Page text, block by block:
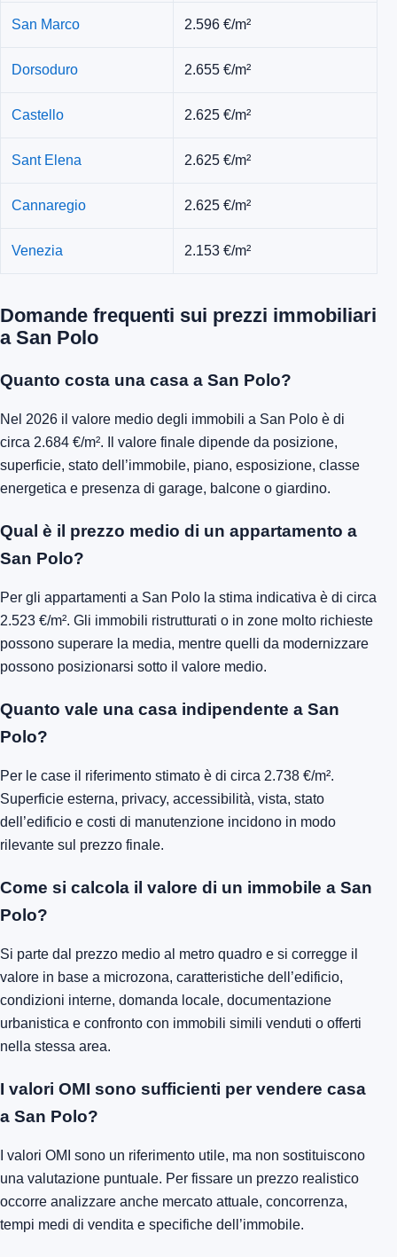
San Marco 2.596 €/m²
Dorsoduro 2.655 €/m²
Castello 2.625 €/m²
Sant Elena 2.625 €/m²
Cannaregio 2.625 €/m²
Venezia 2.153 €/m²
Domande frequenti sui prezzi immobiliari
a San Polo
Quanto costa una casa a San Polo?
Nel 2026 il valore medio degli immobili a San Polo è di
circa 2.684 €/m². Il valore finale dipende da posizione,
superficie, stato dell’immobile, piano, esposizione, classe
energetica e presenza di garage, balcone o giardino.
Qual è il prezzo medio di un appartamento a
San Polo?
Per gli appartamenti a San Polo la stima indicativa è di circa
2.523 €/m². Gli immobili ristrutturati o in zone molto richieste
possono superare la media, mentre quelli da modernizzare
possono posizionarsi sotto il valore medio.
Quanto vale una casa indipendente a San
Polo?
Per le case il riferimento stimato è di circa 2.738 €/m².
Superficie esterna, privacy, accessibilità, vista, stato
dell’edificio e costi di manutenzione incidono in modo
rilevante sul prezzo finale.
Come si calcola il valore di un immobile a San
Polo?
Si parte dal prezzo medio al metro quadro e si corregge il
valore in base a microzona, caratteristiche dell’edificio,
condizioni interne, domanda locale, documentazione
urbanistica e confronto con immobili simili venduti o offerti
nella stessa area.
I valori OMI sono sufficienti per vendere casa
a San Polo?
I valori OMI sono un riferimento utile, ma non sostituiscono
una valutazione puntuale. Per fissare un prezzo realistico
occorre analizzare anche mercato attuale, concorrenza,
tempi medi di vendita e specifiche dell’immobile.